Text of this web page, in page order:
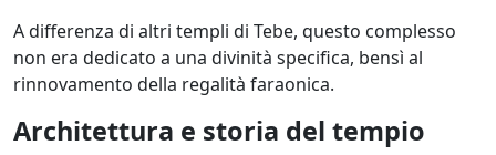
A differenza di altri templi di Tebe, questo complesso
non era dedicato a una divinità specifica, bensì al
rinnovamento della regalità faraonica.
Architettura e storia del tempio